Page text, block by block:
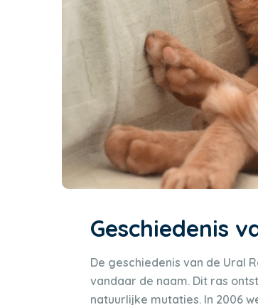
Geschiedenis
De geschiedenis van de Ural
vandaar de naam. Dit ras
natuurlijke mutaties. In 2006